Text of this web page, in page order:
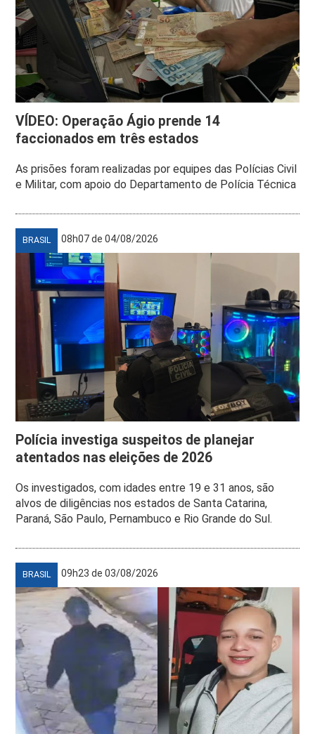
VÍDEO: Operação Ágio prende 14
faccionados em três estados
As prisões foram realizadas por equipes das Polícias Civil
e Militar, com apoio do Departamento de Polícia Técnica
BRASIL 08h07 de 04/08/2026
Polícia investiga suspeitos de planejar
atentados nas eleições de 2026
Os investigados, com idades entre 19 e 31 anos, são
alvos de diligências nos estados de Santa Catarina,
Paraná, São Paulo, Pernambuco e Rio Grande do Sul.
BRASIL 09h23 de 03/08/2026